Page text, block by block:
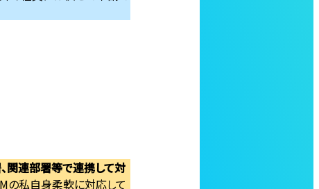
関連部署等で連携して対
の私自身柔軟に対応して